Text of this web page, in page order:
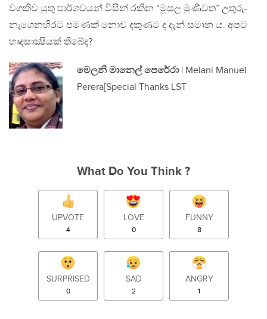
වගකිව යුතු පාර්ශවයන් විසින් රකින “මූසල මුණිවත” උතුරු-
නැගෙනහිරට පමණක් නොව දකුණට ද දැන් සමාන ය. අපට
හෘදසාක්‍ෂියක් තිබේද?
මෙලනි මානෙල් පෙරේරා| Melani Manuel
Perera[Special Thanks LST
What Do You Think ?
UPVOTE
4
LOVE
0
FUNNY
8
SURPRISED
0
SAD
2
ANGRY
1